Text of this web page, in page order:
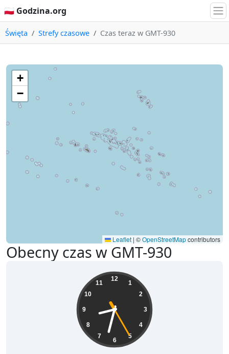
🇵🇱 Godzina.org
Święta Strefy czasowe Czas teraz w GMT-930
Obecny czas w GMT-930
12
1
2
3
4
5
6
7
8
9
10
11
+
−
Leaflet | ©OpenStreetMapcontributors